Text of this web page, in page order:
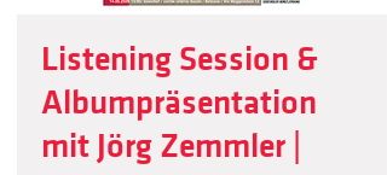
Listening Session &
Albumpräsentation
mit Jörg Zemmler |